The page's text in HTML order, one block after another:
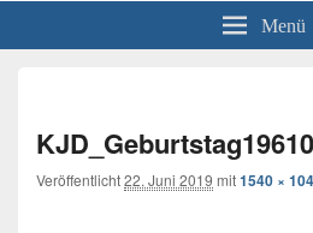
Menü
Veröffentlicht22. Juni 2019 mit1540 ×